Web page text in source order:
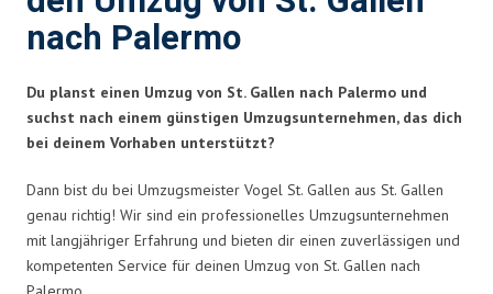
nach Palermo
Du planst einen Umzug von St. Gallen nach Palermo und
suchst nach einem günstigen Umzugsunternehmen, das dich
bei deinem Vorhaben unterstützt?
Dann bist du bei Umzugsmeister Vogel St. Gallen aus St. Gallen
genau richtig! Wir sind ein professionelles Umzugsunternehmen
mit langjähriger Erfahrung und bieten dir einen zuverlässigen und
kompetenten Service für deinen Umzug von St. Gallen nach